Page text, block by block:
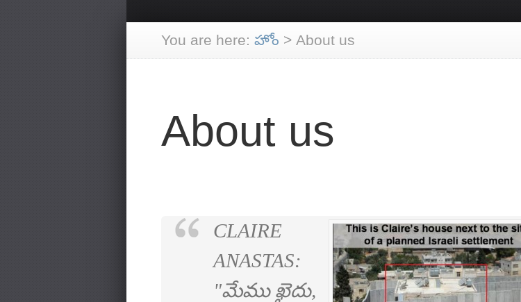
You are here: హోం > About us
About us
CLAIRE
ANASTAS:
"మేము ఖైదు,